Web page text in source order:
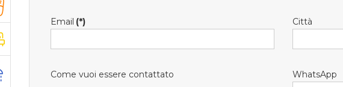
Email (*) Città
Come vuoi essere contattato
WhatsApp